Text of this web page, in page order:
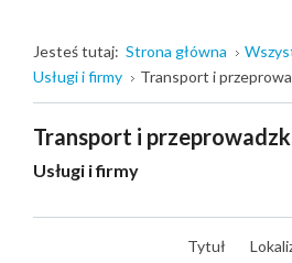
Jesteś tutaj: Strona główna
Usługi i firmy
Transport i
Transport i
Usługi i firmy
Tytuł